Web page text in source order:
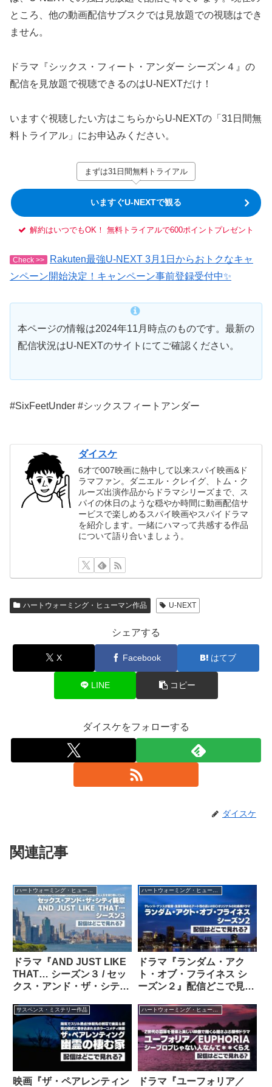
ところ、他の動画配信サブスクでは見放題での視聴はでき
ません。
ドラマ『シックス・フィート・アンダー シーズン４』の
配信を見放題で視聴できるのはU-NEXTだけ！
いますぐ視聴したい方はこちらからU-NEXTの「31日間無
料トライアル」にお申込みください。
まずは31日間無料トライアル
いますぐU-NEXTで観る
解約はいつでもOK！ 無料トライアルで600ポイントプレゼント
Check >>
Rakuten最強U-NEXT 3月1日からおトクなキャ
ンペーン開始決定！キャンペーン事前登録受付中✨
本ページの情報は2024年11月時点のものです。最新の
配信状況はU-NEXTのサイトにてご確認ください。
#SixFeetUnder #シックスフィートアンダー
ダイスケ
6才で007映画に熱中して以来スパイ映画&ド
ラマファン。ダニエル・クレイグ、トム・ク
ルーズ出演作品からドラマシリーズまで、ス
パイの休日のような穏やか時間に動画配信サ
ービスで楽しめるスパイ映画やスパイドラマ
を紹介します。一緒にハマって共感する作品
について語り合いましょう。
ハートウォーミング・ヒューマン作品 U-NEXT
シェアする
X Facebook はてブ
LINE コピー
ダイスケをフォローする
ダイスケ
関連記事
ハートウォーミング・ヒューマン作品
ドラマ『AND JUST LIKE
THAT… シーズン３ / セッ
クス・アンド・ザ・シティ
る？
ハートウォーミング・ヒューマン作品
ドラマ『ランダム・アク
ト・オブ・フライネス シ
ーズン２』配信どこで見れ
サスペンス・ミステリー作品
映画『ザ・ペアレンティン
ハートウォーミング・ヒューマン作品
ドラマ『ユーフォリア／